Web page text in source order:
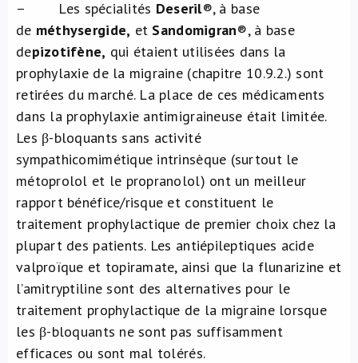
– Les spécialités Deseril®, à base
de méthysergide, et Sandomigran®, à base
depizotifène, qui étaient utilisées dans la
prophylaxie de la migraine (chapitre 10.9.2.) sont
retirées du marché. La place de ces médicaments
dans la prophylaxie antimigraineuse était limitée.
Les β-bloquants sans activité
sympathicomimétique intrinsèque (surtout le
métoprolol et le propranolol) ont un meilleur
rapport bénéfice/risque et constituent le
traitement prophylactique de premier choix chez la
plupart des patients. Les antiépileptiques acide
valproïque et topiramate, ainsi que la flunarizine et
l’amitryptiline sont des alternatives pour le
traitement prophylactique de la migraine lorsque
les β-bloquants ne sont pas suffisamment
efficaces ou sont mal tolérés.